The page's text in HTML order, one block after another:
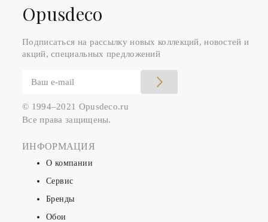
Оpusdeco
Подписаться на рассылку новых коллекций, новостей и
акций, специальных предложений
© 1994–2021 Opusdeco.ru
Все права защищены.
ИНФОРМАЦИЯ
О компании
Сервис
Бренды
Обои